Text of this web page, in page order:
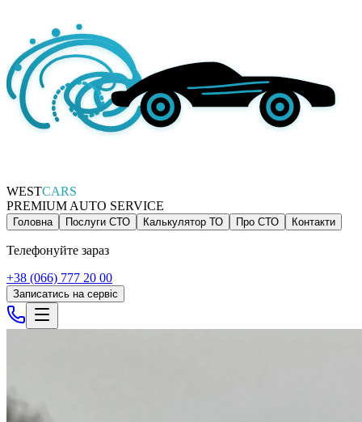
WESTCARS
PREMIUM AUTO SERVICE
Головна Послуги СТО Калькулятор ТО Про СТО Контакти
Телефонуйте зараз
+38 (066) 777 20 00
Записатись на сервіс